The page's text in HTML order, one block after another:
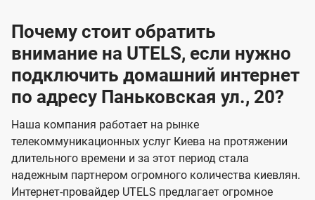
Почему стоит обратить
внимание на UTELS, если нужно
подключить домашний интернет
по адресу Паньковская ул., 20?
Наша компания работает на рынке
телекоммуникационных услуг Киева на протяжении
длительного времени и за этот период стала
надежным партнером огромного количества киевлян.
Интернет-провайдер UTELS предлагает огромное